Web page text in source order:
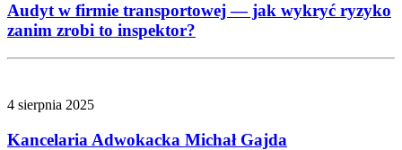
Audyt w firmie transportowej — jak wykryć ryzyko
zanim zrobi to inspektor?
4 sierpnia 2025
Kancelaria Adwokacka Michał Gajda